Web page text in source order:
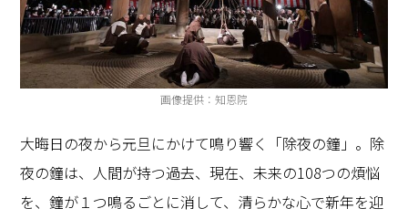
画像提供：知恩院
大晦日の夜から元旦にかけて鳴り響く「除夜の鐘」。除
夜の鐘は、人間が持つ過去、現在、未来の108つの煩悩
を、鐘が１つ鳴るごとに消して、清らかな心で新年を迎